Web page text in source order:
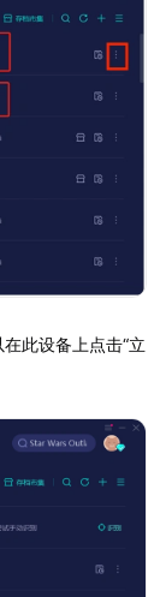
此设备上点击“立